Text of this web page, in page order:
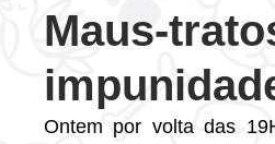
Maus-
Ontem por volta das